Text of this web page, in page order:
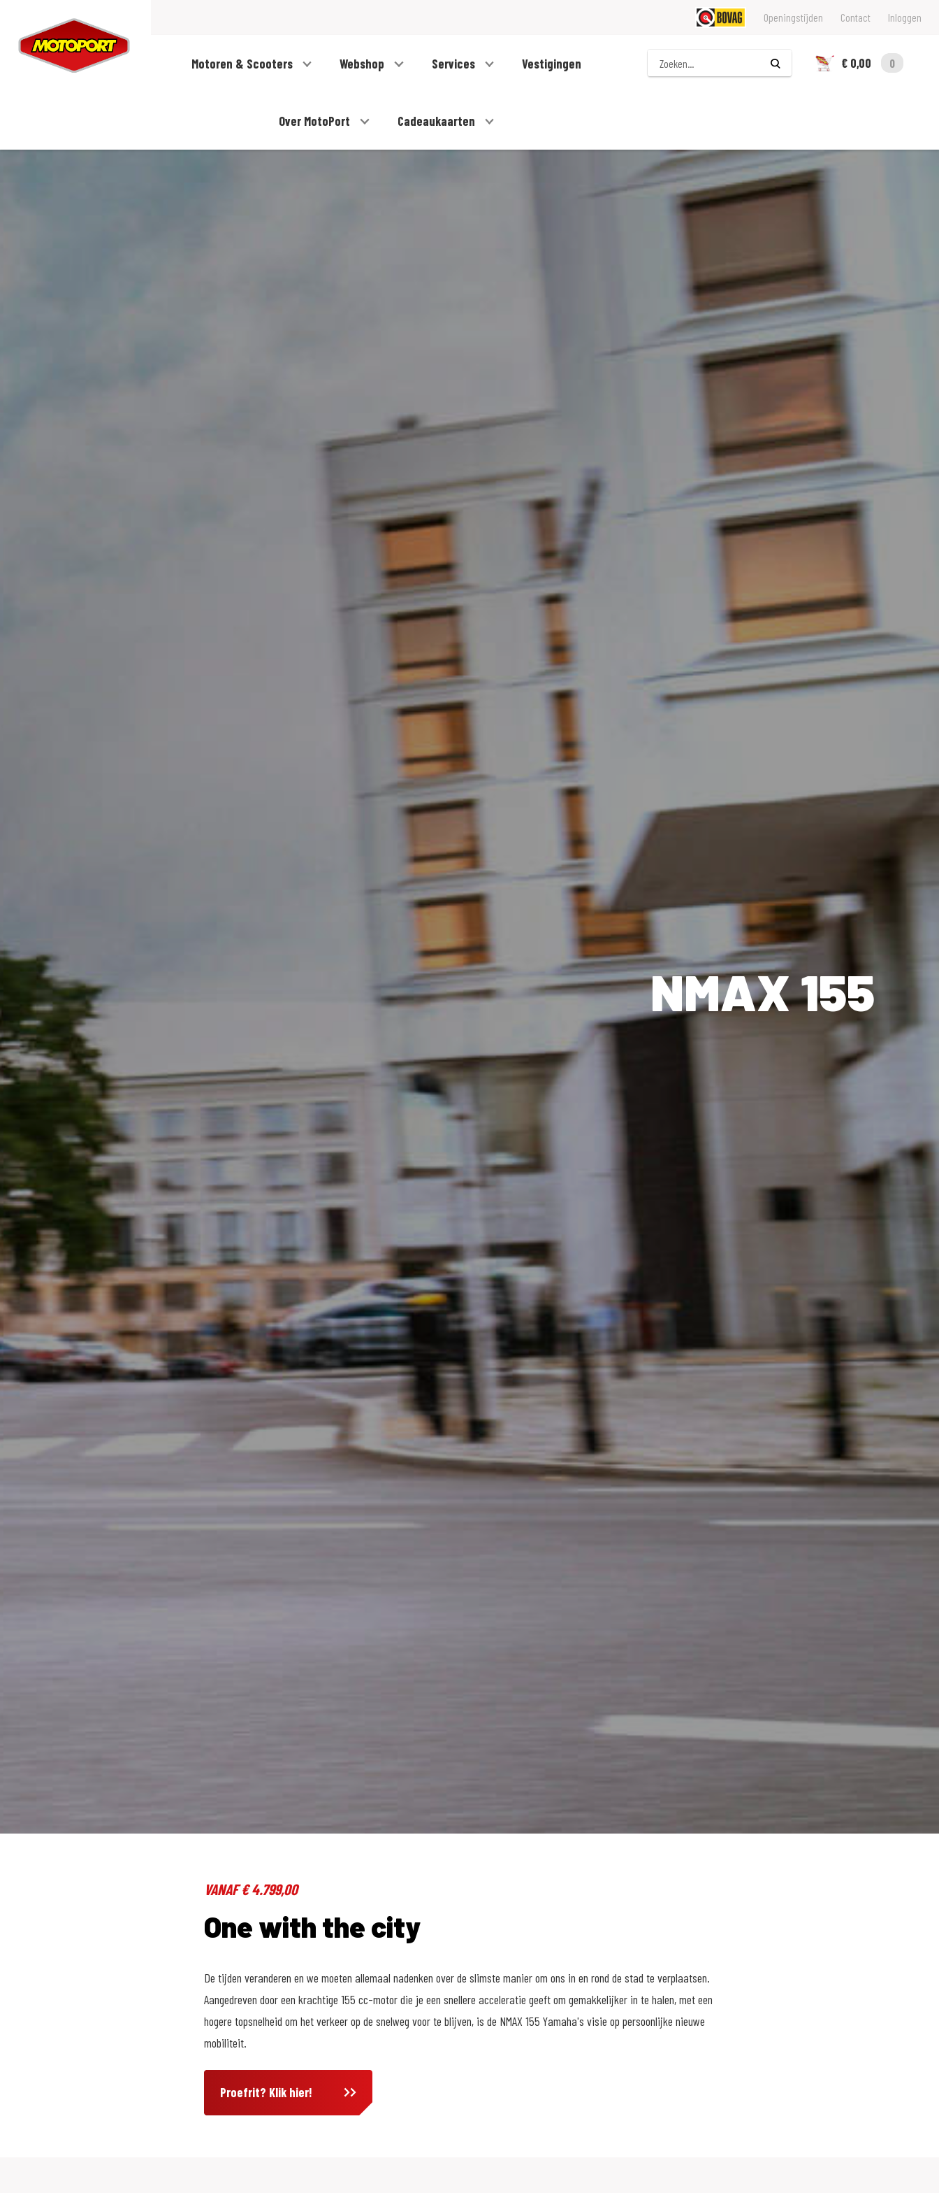
Openingstijden Contact Inloggen
Motoren & Scooters Webshop Services Vestigingen
Over MotoPort Cadeaukaarten
Zoeken
€ 0,00
0
NMAX 155
VANAF € 4.799,00
One with the city
De tijden veranderen en we moeten allemaal nadenken over de slimste manier om ons in en rond de stad te verplaatsen.
Aangedreven door een krachtige 155 cc-motor die je een snellere acceleratie geeft om gemakkelijker in te halen, met een
hogere topsnelheid om het verkeer op de snelweg voor te blijven, is de NMAX 155 Yamaha's visie op persoonlijke nieuwe
mobiliteit.
Proefrit? Klik hier!